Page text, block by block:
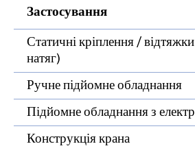
Додаток: Коефіцієнти класу B
контактні канати)
Застосування
Статичні кріплення /
натяг)
Ручне підйомне обладнання
Підйомне обладнання з
Конструкція крана